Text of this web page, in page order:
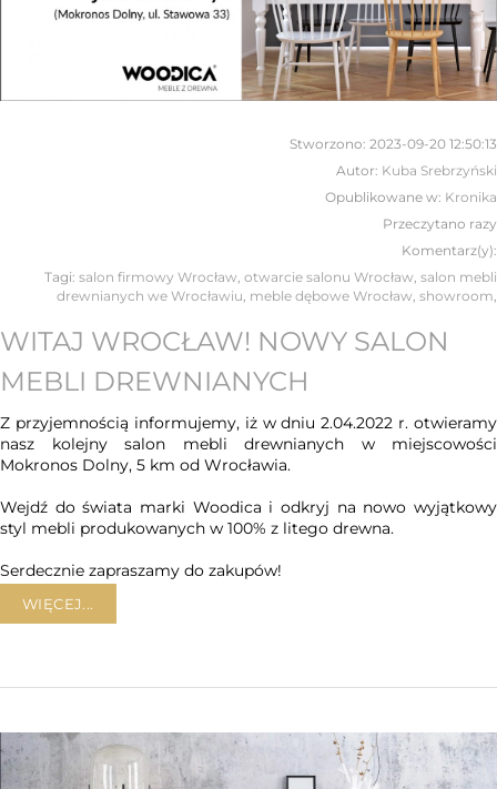
Stworzono: 2023-09-20 12:50:13
Autor: Kuba Srebrzyński
Opublikowane w: Kronika
Przeczytano razy
Komentarz(y):
Tagi: salon firmowy Wrocław otwarcie salonu Wrocław salon mebli
drewnianych we Wrocławiu meble dębowe Wrocław showroom
WITAJ WROCŁAW! NOWY SALON
MEBLI DREWNIANYCH
Z przyjemnością informujemy, iż w dniu 2.04.2022 r. otwieramy
nasz kolejny salon mebli drewnianych w miejscowości
Mokronos Dolny, 5 km od Wrocławia.
Wejdź do świata marki Woodica i odkryj na nowo wyjątkowy
styl mebli produkowanych w 100% z litego drewna.
Serdecznie zapraszamy do zakupów!
WIĘCEJ...